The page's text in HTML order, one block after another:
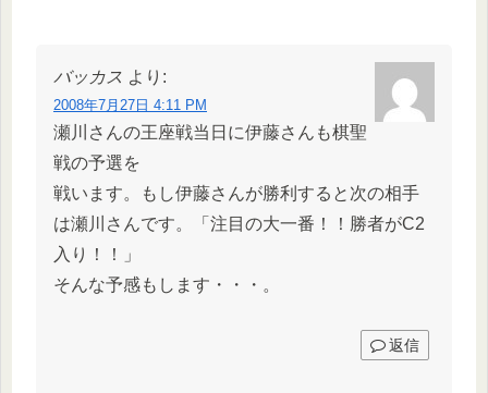
バッカス より:
2008年7月27日 4:11 PM
瀬川さんの王座戦当日に伊藤さんも棋聖
戦の予選を
戦います。もし伊藤さんが勝利すると次の相手
は瀬川さんです。「注目の大一番！！勝者がC2
入り！！」
そんな予感もします・・・。
返信